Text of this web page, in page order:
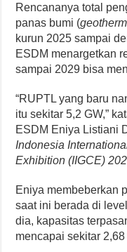
Rencananya total
panas bumi (
kurun 2025 sampai
ESDM menargetkan
sampai 2029 bisa
“RUPTL yang baru
itu sekitar 5,2 GW,”
ESDM Eniya Listiani
Indonesia
Exhibition (IIGCE)
Eniya membeberkan
saat ini berada di
dia, kapasitas
mencapai sekitar 2,68